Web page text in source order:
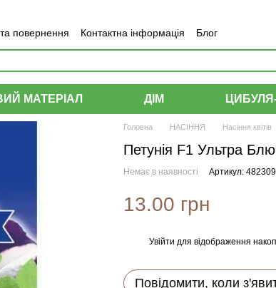
повернення Контактна інформація
Блог
МАТЕРІАЛ ДІМ
Головна НАСІННЯ Насіння квітів
Петунія F1 Ультра
Немає в наявності Артикул:
13.00 грн
Увійти для відображення
Повідомити, коли